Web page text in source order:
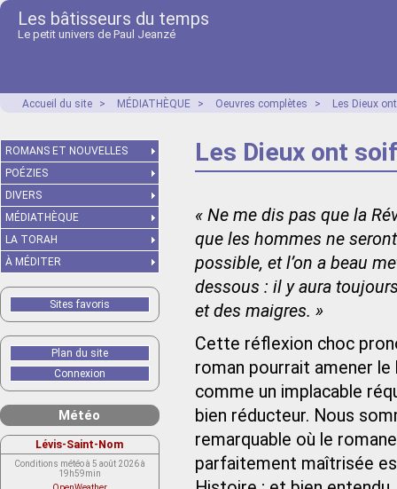
Les bâtisseurs du temps
Le petit univers de Paul Jeanzé
Accueil du site > MÉDIATHÈQUE > Oeuvres complètes > Les Dieux
Les Dieux ont
« Ne me dis pas que la
que les hommes ne
possible, et l’on a beau
dessous : il y aura
et des maigres. »
Cette réflexion choc
roman pourrait amener
comme un implacable
bien réducteur. Nous
remarquable où le
parfaitement maîtrisée
ROMANS ET NOUVELLES
POÉZIES
DIVERS
MÉDIATHÈQUE
LA TORAH
À MÉDITER
Sites favoris
Plan du site
Connexion
Météo
Lévis-Saint-Nom
Conditions météo à 5 août 2026 à
19h59min